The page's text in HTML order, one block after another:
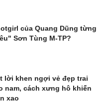
của Quang Dũng từng
Sơn Tùng M-TP?
lời khen ngợi vẻ đẹp trai
nam, cách xưng hô khiến
xao